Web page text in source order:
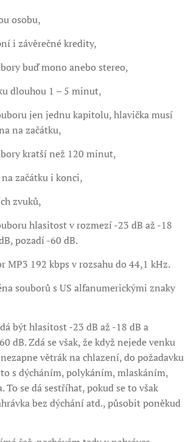
osobu,
i závěrečné kredity,
buď mono anebo stereo,
dlouhou 1 – 5 minut,
jen jednu kapitolu, hlavička musí
na začátku,
kratší než 120 minut,
začátku i konci,
zvuků,
hlasitost v rozmezí -23 dB až -18
pozadí -60 dB.
MP3 192 kbps v rozsahu do 44,1 kHz.
souborů s US alfanumerickými znaky
být hlasitost -23 dB až -18 dB a
dB. Zdá se však, že když nejede venku
větrák na chlazení, do požadavku
s dýcháním, polykáním, mlaskáním,
To se dá sestříhat, pokud se to však
bez dýchání atd., působit poněkud